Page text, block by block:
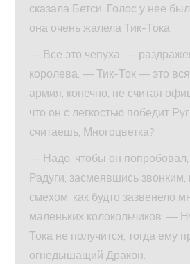
сказала Бетси. Голос у нее
она очень жалела Тик-Тока.
— Все это чепуха, —
королева. — Тик-Ток — это
армия, конечно, не считая
что он с легкостью победит
считаешь, Многоцветка?
— Надо, чтобы он
Радуги, засмеявшись
смехом, как будто зазвенело
маленьких колокольчиков. —
Тока не получится, тогда ему
огнедышащий Дракон.